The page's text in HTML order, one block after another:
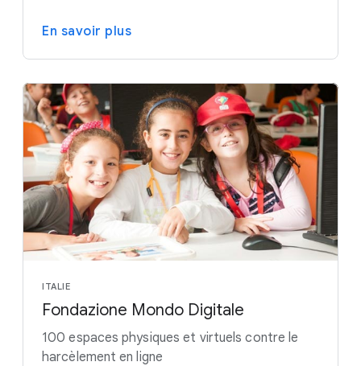
En savoir plus
ITALIE
Fondazione Mondo Digitale
100 espaces physiques et virtuels contre le
harcèlement en ligne